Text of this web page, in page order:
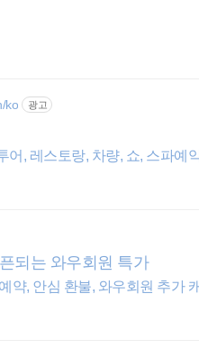
ko 광고
어, 레스토랑, 차량, 쇼, 스파예
되는 와우회원 특가
약, 안심 환불, 와우회원 추가
행